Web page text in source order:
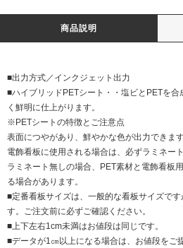
商品説明
■出力方式／インクジェット出力
■ハイブリッドPETシート・・塩ビとPETを
く鮮明に仕上がります。
※PETシートの特徴とご注意点
表面につやがあり、鮮やかな色が出力できま
電飾看板に使用される場合は、必ずラミネー
ラミネート無しの場合、PET素材と電飾看板
る場合があります。
■定番看板サイズは、一般的な看板サイズで
す。ご注文前に必ずご確認ください。
■上下左右1cm未満はお値段は同じです。
■データが1㎝以上になる場合は、お値段をご